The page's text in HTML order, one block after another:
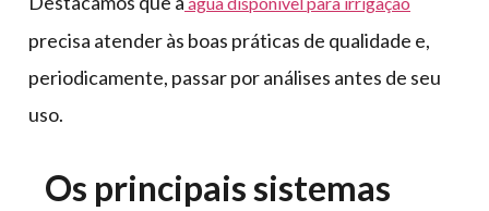
precisa atender às boas práticas de qualidade e,
periodicamente, passar por análises antes de seu
uso.
Os principais sistemas